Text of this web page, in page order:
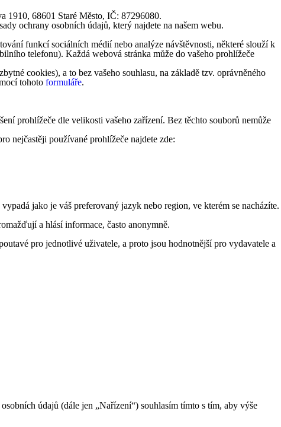
1910, 68601 Staré Město, IČ: 87296080.
ochrany osobních údajů, který najdete na našem webu.
funkcí sociálních médií nebo analýze návštěvnosti, některé slouží k
telefonu). Každá webová stránka může do vašeho prohlížeče
cookies), a to bez vašeho souhlasu, na základě tzv. oprávněného
tohoto formuláře.
prohlížeče dle velikosti vašeho zařízení. Bez těchto souborů nemůže
nejčastěji používané prohlížeče najdete zde:
jako je váš preferovaný jazyk nebo region, ve kterém se nacházíte.
a hlásí informace, často anonymně.
pro jednotlivé uživatele, a proto jsou hodnotnější pro vydavatele a
údajů (dále jen „Nařízení“) souhlasím tímto s tím, aby výše